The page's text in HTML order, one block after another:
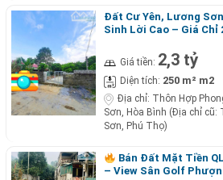
Đất Cư Yên, Lương
Sinh Lời Cao – Giá Chỉ
Giá tiền: 2,3 tỷ
Diện tích: 250 m² m2
Địa chỉ: Thôn Hợp
Sơn, Hòa Bình (Địa chỉ cũ:
Sơn, Phú Thọ)
Bán Đất Mặt Tiền
– View Sân Golf